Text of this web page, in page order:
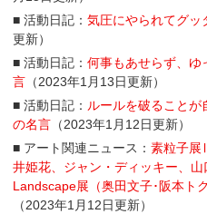
■ 活動日記：気圧にやられてグ
更新）
■ 活動日記：何事もあせらず、
言 （2023年1月13日更新）
■ 活動日記： ルールを破ること
の名言 （2023年1月12日更新）
■ アート関連ニュース：素粒子展
井姫花、ジャン・ディッキー、山
Landscape展（奥田文子･阪本ト
（2023年1月12日更新）